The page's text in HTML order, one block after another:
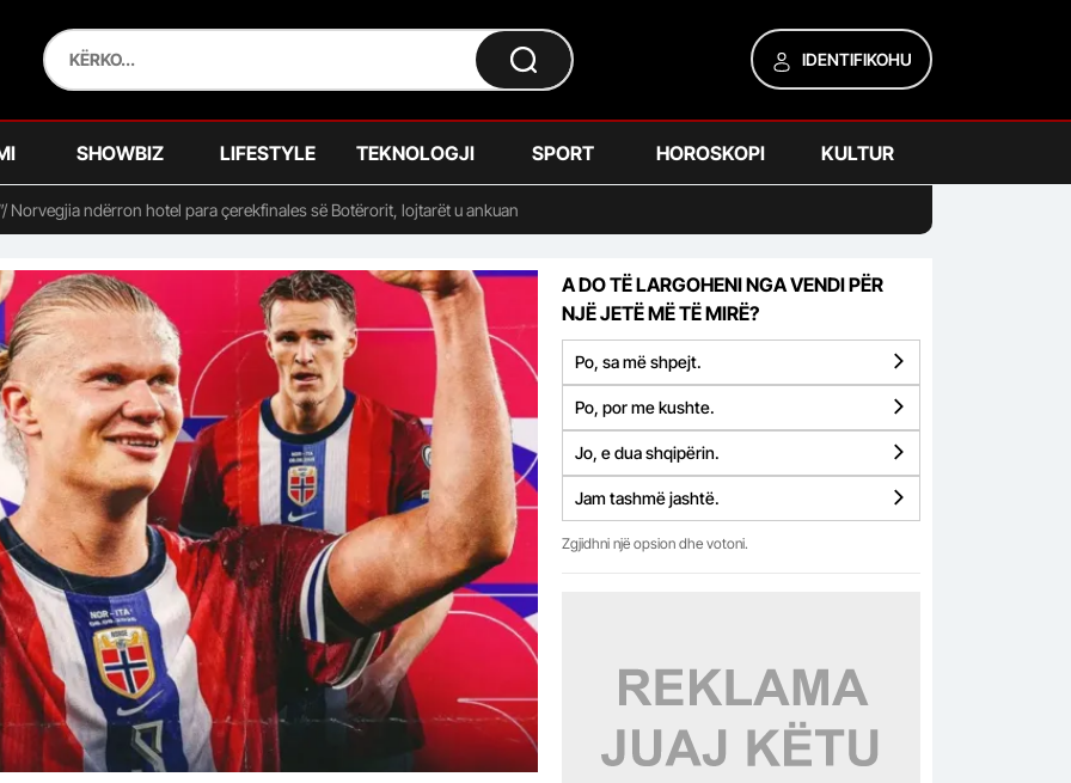
IDENTIFIKOHU
SHOWBIZ LIFESTYLE TEKNOLOGJI SPORT HOROSKOPI KULTUR
Norvegjia ndërron hotel para çerekfinales së Botërorit, lojtarët u ankuan
A DO TË LARGOHENI NGA VENDI PËR
NJË JETË MË TË MIRË?
Po, sa më shpejt.
Po, por me kushte.
Jo, e dua shqipërin.
Jam tashmë jashtë.
Zgjidhni një opsion dhe votoni.